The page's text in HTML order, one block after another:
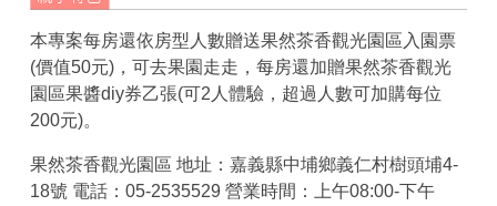
本專案每房還依房型人數贈送果然茶香觀光園區入園票
(價值50元)，可去果園走走，每房還加贈果然茶香觀光
園區果醬diy券乙張(可2人體驗，超過人數可加購每位
200元)。
果然茶香觀光園區 地址：嘉義縣中埔鄉義仁村樹頭埔4-
18號 電話：05-2535529 營業時間：上午08:00-下午